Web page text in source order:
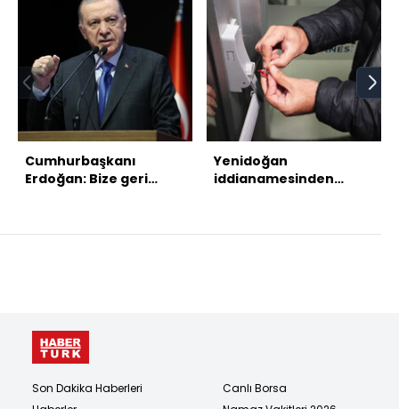
Cumhurbaşkanı
Erdoğan: Bize geri
Yenidoğan
iddianamesinden
Son Dakika Haberleri
Canlı Borsa